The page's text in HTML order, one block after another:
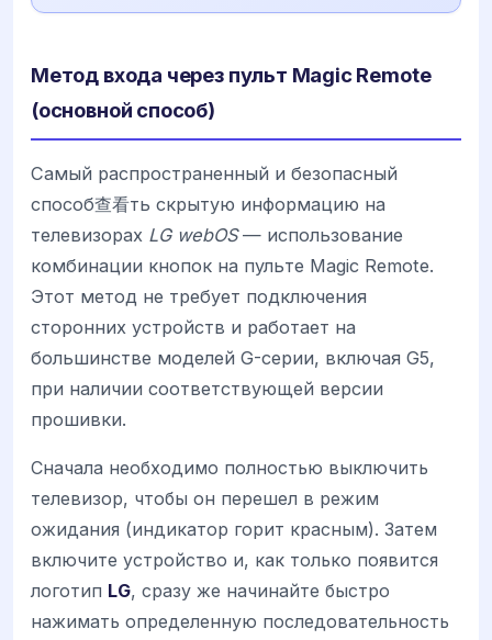
Метод входа через пульт Magic Remote
(основной способ)
Самый распространенный и безопасный
способ查看ть скрытую информацию на
телевизорах LG webOS— использование
комбинации кнопок на пульте Magic Remote.
Этот метод не требует подключения
сторонних устройств и работает на
большинстве моделей G-серии, включая G5,
при наличии соответствующей версии
прошивки.
Сначала необходимо полностью выключить
телевизор, чтобы он перешел в режим
ожидания (индикатор горит красным). Затем
включите устройство и, как только появится
логотип LG, сразу же начинайте быстро
нажимать определенную последовательность